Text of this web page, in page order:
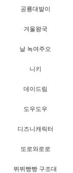
공룡대발이
겨울왕국
날 녹여주오
니키
데이드림
도우도우
디즈니캐릭터
또로와로로
뛰뛰빵빵 구조대